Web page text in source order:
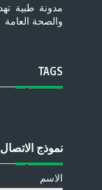
مدونة طبية
والصحة العامة
TAGS
نموذج الاتصال
الاسم